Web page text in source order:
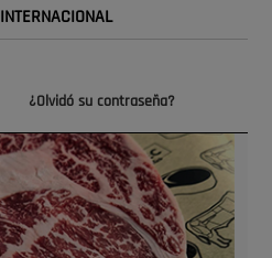
INTERNACIONAL
¿Olvidó su contraseña?